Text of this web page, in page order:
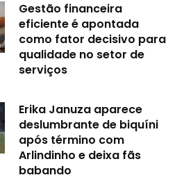
Gestão financeira
eficiente é apontada
como fator decisivo para
qualidade no setor de
serviços
Erika Januza aparece
deslumbrante de biquíni
após término com
Arlindinho e deixa fãs
babando